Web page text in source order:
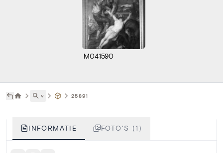
M041590
˅ 25891
INFORMATIE FOTO'S (1)